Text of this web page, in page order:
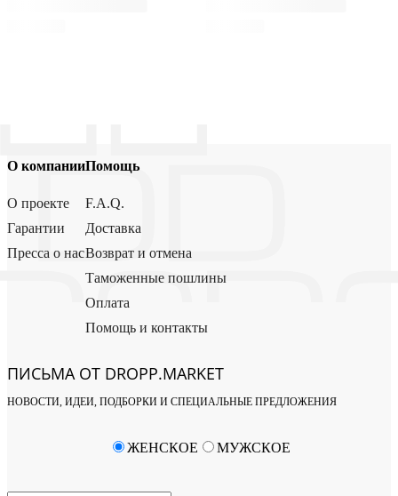
О компании
О проекте
Гарантии
Пресса о нас
Помощь
F.A.Q.
Доставка
Возврат и отмена
Таможенные пошлины
Оплата
Помощь и контакты
ПИСЬМА ОТ DROPP.MARKET
НОВОСТИ, ИДЕИ, ПОДБОРКИ И СПЕЦИАЛЬНЫЕ ПРЕДЛОЖЕНИЯ
ЖЕНСКОЕ МУЖСКОЕ